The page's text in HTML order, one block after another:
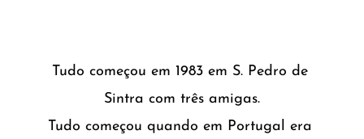
Tudo começou em 1983 em S. Pedro de
Sintra com três amigas.
Tudo começou quando em Portugal era